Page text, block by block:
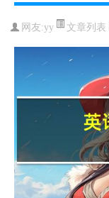
网友:yy 文章列表